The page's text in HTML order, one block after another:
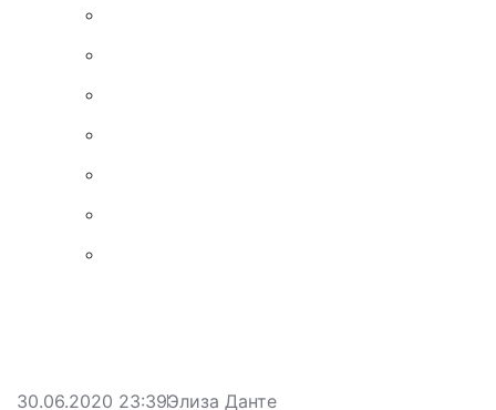
30.06.2020 23:39Элиза Данте